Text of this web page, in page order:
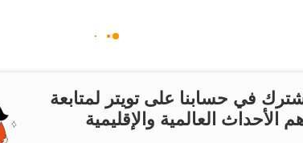
في حسابنا على تويتر لمتابعة
الأحداث العالمية والإقليمية